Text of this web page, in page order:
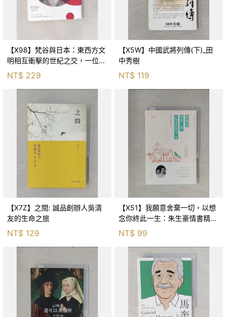
【X98】梵谷與日本：東西方文
明相互衝擊的世紀之交，一位偉
大藝術家的日本足跡_原田舞葉,
劉子倩
NT$ 229
【X5W】中國武將列傳(下)_田
中秀樹
NT$ 119
【X7Z】之間: 誠品創辦人吳清
友的生命之旅
NT$ 129
【X51】我願意舍棄一切，以想
念你終此一生：朱生豪情書精選
_簡體_朱生豪
NT$ 99